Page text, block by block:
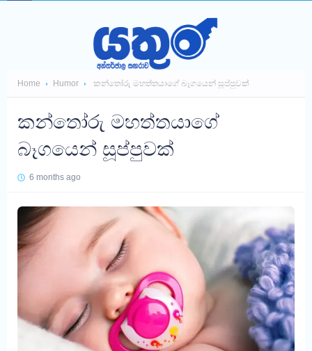
Home Humor කන්තෝරු මහත්තයාගේ බෑගයෙන් සූප්පුවක්
කන්තෝරු මහත්තයාගේ
බෑගයෙන් සූප්පුවක්
6 months ago